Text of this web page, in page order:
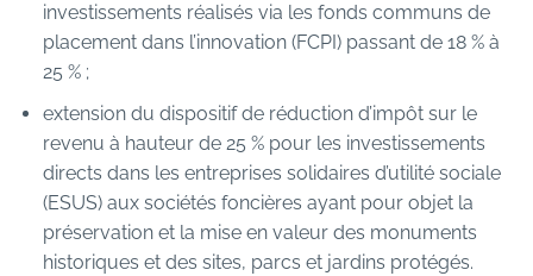
investissements réalisés via les fonds communs de
placement dans l’innovation (FCPI) passant de 18 % à
25 % ;
extension du dispositif de réduction d’impôt sur le
revenu à hauteur de 25 % pour les investissements
directs dans les entreprises solidaires d’utilité sociale
(ESUS) aux sociétés foncières ayant pour objet la
préservation et la mise en valeur des monuments
historiques et des sites, parcs et jardins protégés.